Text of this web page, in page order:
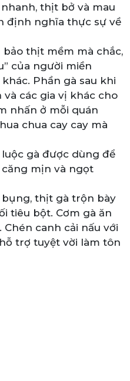
thịt bở và mau
định nghĩa thực sự về
thịt mềm mà chắc,
của người miền
Phần gà sau khi
các gia vị khác cho
nhấn ở mỗi quán
chua cay cay mà
gà được dùng để
mịn và ngọt
thịt gà trộn bày
tiêu bột. Cơm gà ăn
canh cải nấu với
trợ tuyệt vời làm tôn